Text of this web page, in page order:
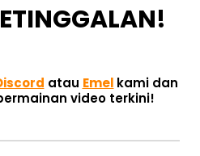
atau Emel kami dan
video terkini!